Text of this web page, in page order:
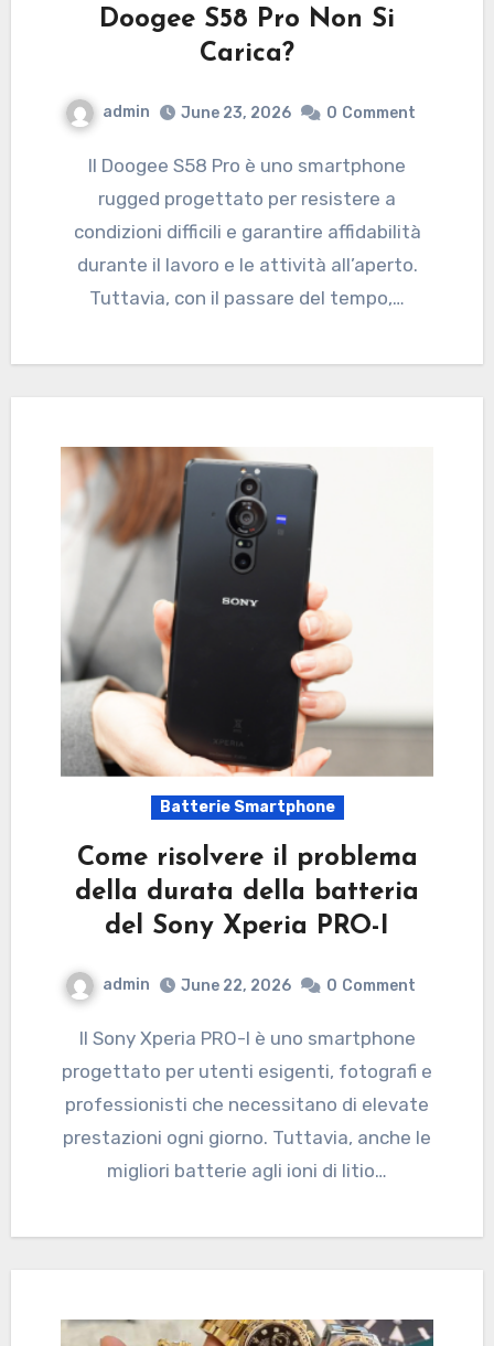
Doogee S58 Pro Non Si
Carica?
admin June 23, 2026 0 Comment
Il Doogee S58 Pro è uno smartphone
rugged progettato per resistere a
condizioni difficili e garantire affidabilità
durante il lavoro e le attività all’aperto.
Tuttavia, con il passare del tempo,…
Batterie Smartphone
Come risolvere il problema
della durata della batteria
del Sony Xperia PRO-I
admin June 22, 2026 0 Comment
Il Sony Xperia PRO-I è uno smartphone
progettato per utenti esigenti, fotografi e
professionisti che necessitano di elevate
prestazioni ogni giorno. Tuttavia, anche le
migliori batterie agli ioni di litio…